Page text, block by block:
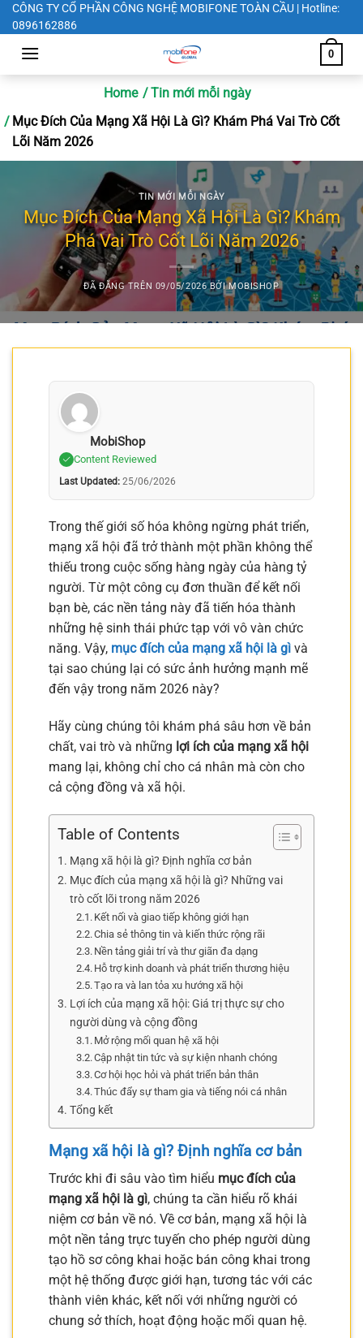
Chuyển
đến
CÔNG TY CỔ PHẦN CÔNG NGHỆ MOBIFONE TOÀN CẦU | Hotline:
0896162886
0
Home
Tin mới mỗi ngày
Mục Đích Của Mạng Xã Hội Là Gì? Khám Phá Vai Trò Cốt
Lõi Năm 2026
TIN MỚI MỖI NGÀY
Mục Đích Của Mạng Xã Hội Là Gì? Khám
Phá Vai Trò Cốt Lõi Năm 2026
ĐÃ ĐĂNG TRÊN 09/05/2026 BỞIMOBISHOP
MobiShop
Content Reviewed
Last Updated: 25/06/2026
Trong thế giới số hóa không ngừng phát triển,
mạng xã hội đã trở thành một phần không thể
thiếu trong cuộc sống hàng ngày của hàng tỷ
người. Từ một công cụ đơn thuần để kết nối
bạn bè, các nền tảng này đã tiến hóa thành
những hệ sinh thái phức tạp với vô vàn chức
năng. Vậy, mục đích của mạng xã hội là gì và
tại sao chúng lại có sức ảnh hưởng mạnh mẽ
đến vậy trong năm 2026 này?
Hãy cùng chúng tôi khám phá sâu hơn về bản
chất, vai trò và những lợi ích của mạng xã hội
mang lại, không chỉ cho cá nhân mà còn cho
cả cộng đồng và xã hội.
Table of Contents
Mạng xã hội là gì? Định nghĩa cơ bản
Mục đích của mạng xã hội là gì? Những vai
trò cốt lõi trong năm 2026
Kết nối và giao tiếp không giới hạn
Chia sẻ thông tin và kiến thức rộng rãi
Nền tảng giải trí và thư giãn đa dạng
Hỗ trợ kinh doanh và phát triển thương hiệu
Tạo ra và lan tỏa xu hướng xã hội
Lợi ích của mạng xã hội: Giá trị thực sự cho
người dùng và cộng đồng
Mở rộng mối quan hệ xã hội
Cập nhật tin tức và sự kiện nhanh chóng
Cơ hội học hỏi và phát triển bản thân
Thúc đẩy sự tham gia và tiếng nói cá nhân
Tổng kết
Mạng xã hội là gì? Định nghĩa cơ bản
Trước khi đi sâu vào tìm hiểu mục đích của
mạng xã hội là gì, chúng ta cần hiểu rõ khái
niệm cơ bản về nó. Về cơ bản, mạng xã hội là
một nền tảng trực tuyến cho phép người dùng
tạo hồ sơ công khai hoặc bán công khai trong
một hệ thống được giới hạn, tương tác với các
thành viên khác, kết nối với những người có
chung sở thích, hoạt động hoặc mối quan hệ.